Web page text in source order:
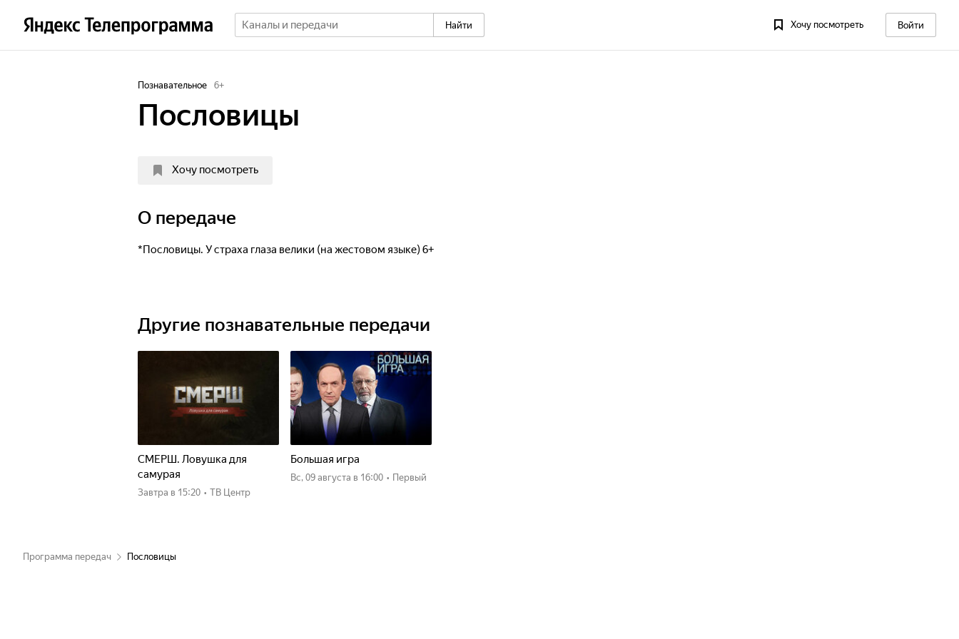
Найти Хочу посмотреть Войти
Познавательное 6+
Пословицы
Хочу посмотреть
О передаче
*Пословицы. У страха глаза велики (на жестовом языке) 6+
Другие познавательные передачи
СМЕРШ. Ловушка для
самурая
Завтра в 15:20 • ТВ Центр
Большая игра
вс, 09 августа в 16:00 • Первый
Программа передач Пословицы